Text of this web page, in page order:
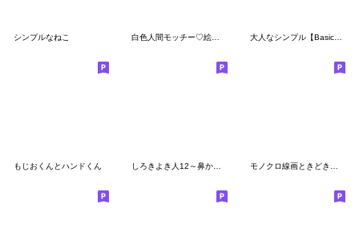
シンプルなねこ 大人なシンプル【Basic】♡絵文字
もじおくんとハンドくん しろきよき人12～鼻からピスタチオ モノクロ線画ときどき色♡絵文字